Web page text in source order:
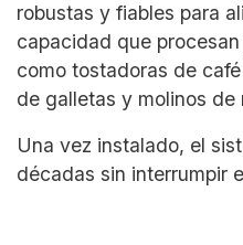
robustas y fiables para
capacidad que
como tostadoras de
de galletas y molinos de
Una vez instalado, el
décadas sin interrumpir